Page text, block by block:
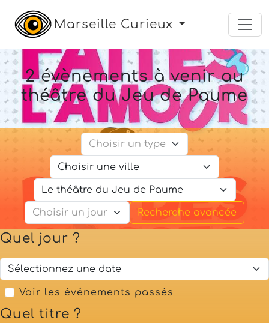
Marseille Curieux
2 évènements à venir au
théâtre du Jeu de Paume
Recherche avancée
Quel jour ?
Voir les événements passés
Quel titre ?